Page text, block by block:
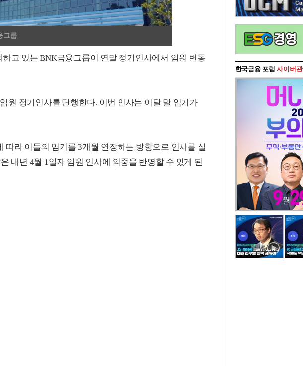
그룹
고 있는 BNK금융그룹이 연말 정기인사에서 임원 변동
원 정기인사를 단행한다. 이번 인사는 이달 말 임기가
라 이들의 임기를 3개월 연장하는 방향으로 인사를 실
내년 4월 1일자 임원 인사에 의중을 반영할 수 있게 된
한국금융 포럼 사이버관